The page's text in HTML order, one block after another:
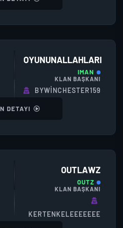
OYUNUNALLAHLARI
IMAN
KLAN BAŞKANI
BYWINCHESTER159
DETAYI
OUTLAWZ
OUTZ
KLAN BAŞKANI
KERTENKELEEEEEEE